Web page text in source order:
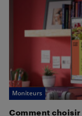
Moniteurs
Comment